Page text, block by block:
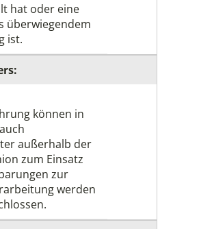
hat oder eine
überwiegendem
ist.
können in
außerhalb der
zum Einsatz
zur
werden